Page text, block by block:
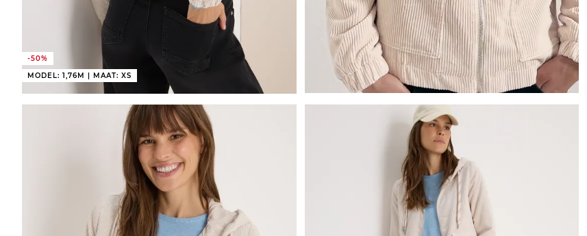
-50%
MODEL: 1,76M | MAAT: XS